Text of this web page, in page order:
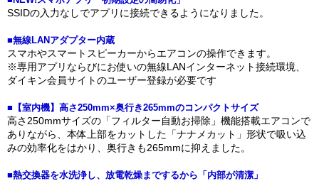
SSIDの入力なしでアプリに接続できるようになりました。
■無線LANアダプター内蔵
スマホやスマートスピーカーからエアコンの操作できます。
※専用アプリならびにお使いの無線LANインターネット接続環境、
ダイキン会員サイトのユーザー登録が必要です
■【室内機】高さ250mm×奥行き265mmのコンパクトサイズ
高さ250mmサイズの「フィルター自動お掃除」機能搭載エアコンで
ありながら、本体上部をカットした「ナナメカット」形状で吸い込
みの効率化をはかり、奥行きも265mmに抑えました。
■熱交換器を水洗浄し、放電乾燥までするから「内部が清潔」